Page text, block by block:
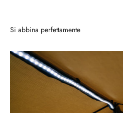
Si abbina perfettamente